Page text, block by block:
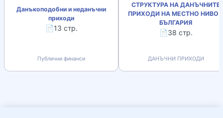
Данъкоподобни и неданъчни
приходи
📄13 стр.
Публични финанси
СТРУКТУРА НА ДАНЪЧНИТЕ
ПРИХОДИ НА МЕСТНО НИВО
БЪЛГАРИЯ
📄38 стр.
ДАНЪЧНИ ПРИХОДИ